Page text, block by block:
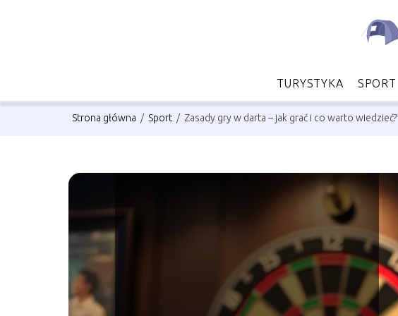
TURYSTYKA SPORT
Strona główna / Sport / Zasady gry w darta – jak grać i co warto wiedzieć?